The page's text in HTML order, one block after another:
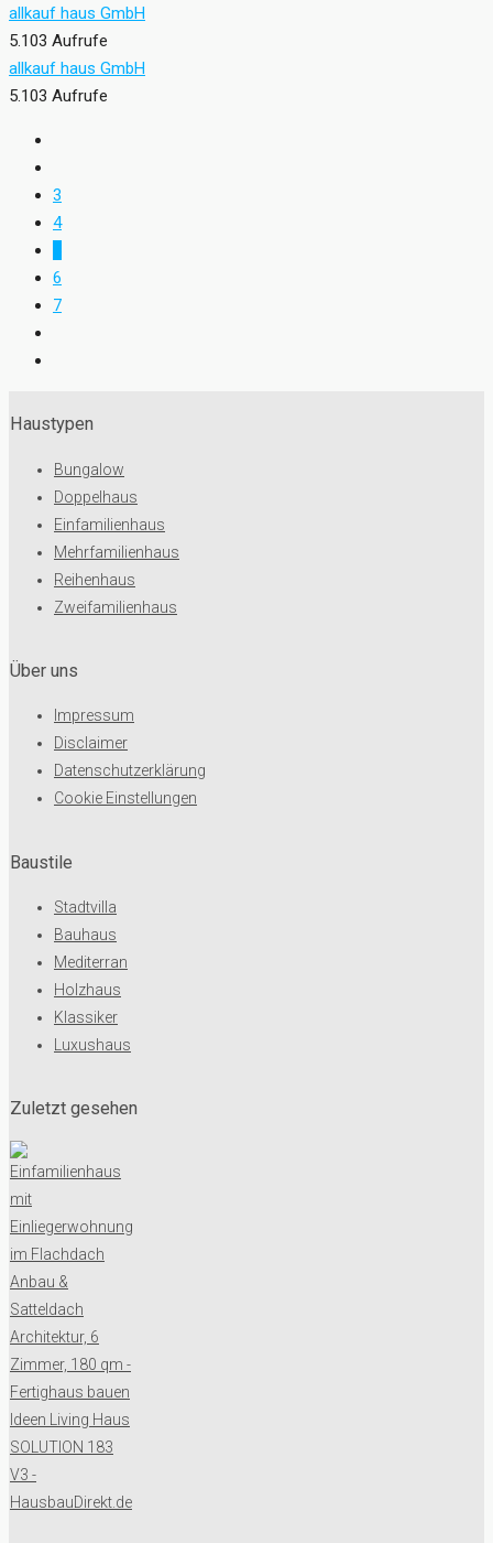
allkauf haus GmbH
5.103 Aufrufe
allkauf haus GmbH
5.103 Aufrufe
3
4
6
7
Haustypen
Bungalow
Doppelhaus
Einfamilienhaus
Mehrfamilienhaus
Reihenhaus
Zweifamilienhaus
Baustile
Stadtvilla
Bauhaus
Mediterran
Holzhaus
Klassiker
Luxushaus
Über uns
Impressum
Disclaimer
Datenschutzerklärung
Cookie Einstellungen
Zuletzt gesehen